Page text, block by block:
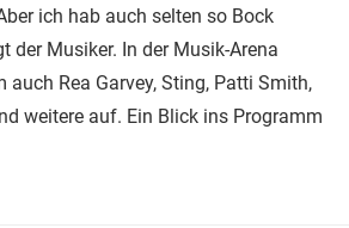
ich hab auch selten so Bock
der Musiker. In der Musik-Arena
auch Rea Garvey, Sting, Patti Smith,
weitere auf. Ein Blick ins Programm